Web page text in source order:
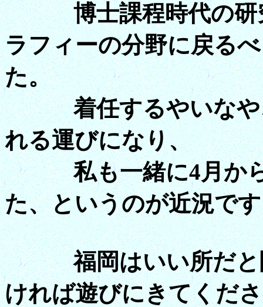
博士課程時代の研究
ラフィーの分野に戻る
た。
着任するやいなや、
れる運びになり、
私も一緒に4月から
た、というのが近況で
福岡はいい所だと聞
ければ遊びにきてくだ